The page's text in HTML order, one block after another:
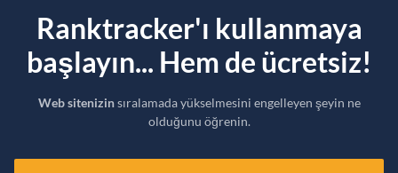
Ranktracker'ı kullanmaya
başlayın... Hem de ücretsiz!
Web sitenizinsıralamada yükselmesini engelleyen şeyin ne
olduğunu öğrenin.